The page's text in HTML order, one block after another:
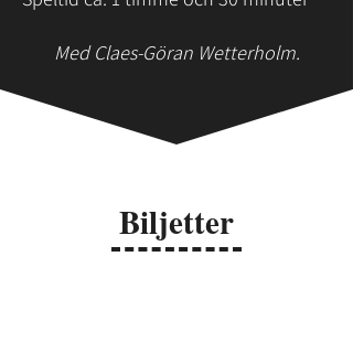
Med Claes-Göran Wetterholm.
Biljetter